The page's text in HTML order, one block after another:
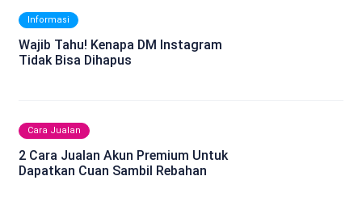
Informasi
Wajib Tahu! Kenapa DM Instagram
Tidak Bisa Dihapus
Cara Jualan
2 Cara Jualan Akun Premium Untuk
Dapatkan Cuan Sambil Rebahan